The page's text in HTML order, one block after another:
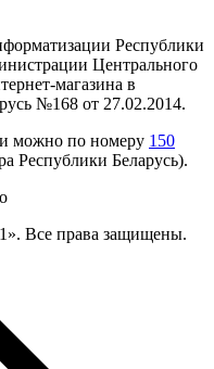
Республики
Центрального
магазина в
№168 от 27.02.2014.
можно по номеру 150
Республики Беларусь).
Все права защищены.